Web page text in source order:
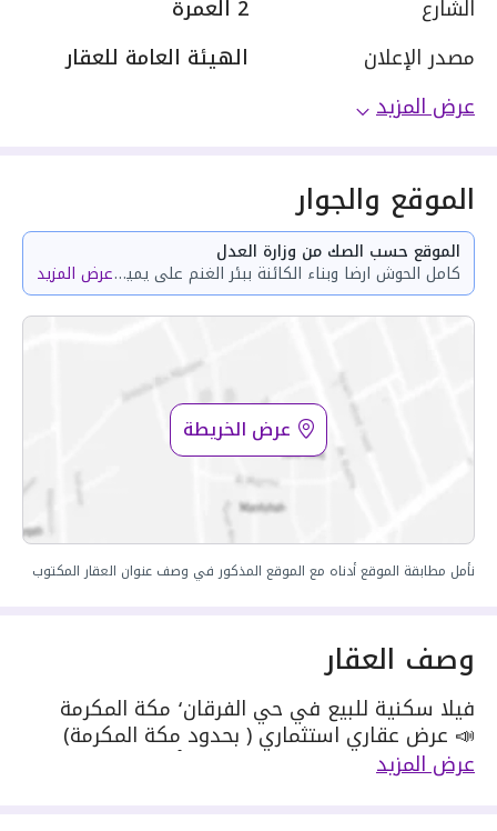
الشارع
2 العمرة
مصدر الإعلان
الهيئة العامة للعقار
عرض المزيد
الموقع والجوار
الموقع حسب الصك من وزارة العدل
كامل الحوش ارضا وبناء الكائنة ببئر الغنم على يمين الذاهب الى الجعرانه من النوارية على يمين الذاهب الى وادى فاطمةعرض المزيد
عرض الخريطة
نأمل مطابقة الموقع أدناه مع الموقع المذكور في وصف عنوان العقار المكتوب
وصف العقار
فيلا سكنية للبيع في حي الفرقان٬ مكة المكرمة
📣 عرض عقاري استثماري ( بحدود مكة المكرمة)
النوع: عقار (تجاري سكني) - حوش أرض وبناء
المساحة: 1,436.82 م²
عرض المزيد